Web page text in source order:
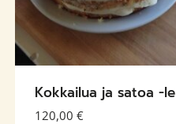
Kokkailua ja satoa -
120,00 €